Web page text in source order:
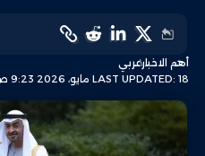
LAST UPDATED: 18 مايو، 2026 9:23 ص
أهم الاخبارعربي